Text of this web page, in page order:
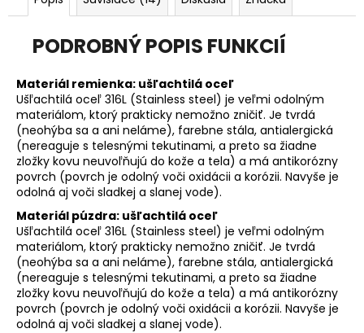
PODROBNÝ POPIS FUNKCIÍ
Materiál remienka: ušľachtilá oceľ
Ušľachtilá oceľ 316L (Stainless steel) je veľmi odolným
materiálom, ktorý prakticky nemožno zničiť. Je tvrdá
(neohýba sa a ani neláme), farebne stála, antialergická
(nereaguje s telesnými tekutinami, a preto sa žiadne
zložky kovu neuvoľňujú do kože a tela) a má antikorózny
povrch (povrch je odolný voči oxidácii a korózii. Navyše je
odolná aj voči sladkej a slanej vode).
Materiál púzdra: ušľachtilá oceľ
Ušľachtilá oceľ 316L (Stainless steel) je veľmi odolným
materiálom, ktorý prakticky nemožno zničiť. Je tvrdá
(neohýba sa a ani neláme), farebne stála, antialergická
(nereaguje s telesnými tekutinami, a preto sa žiadne
zložky kovu neuvoľňujú do kože a tela) a má antikorózny
povrch (povrch je odolný voči oxidácii a korózii. Navyše je
odolná aj voči sladkej a slanej vode).